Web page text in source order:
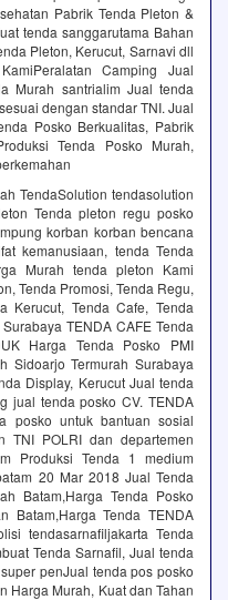
Pabrik Tenda Pleton &
tenda sanggarutama Bahan
Pleton, Kerucut, Sarnavi dll
Camping Jual
Murah‎ santrialim Jual tenda
dengan standar TNI. Jual
Posko Berkualitas, Pabrik
Tenda Posko Murah,
TendaSolution tendasolution
Tenda pleton regu posko
korban korban bencana
kemanusiaan, tenda Tenda
Murah tenda pleton Kami
Tenda Promosi, Tenda Regu,
Kerucut, Tenda Cafe, Tenda
TENDA CAFE Tenda
Harga Tenda Posko PMI
Sidoarjo Termurah Surabaya
Display, Kerucut Jual tenda
jual tenda posko CV. TENDA
posko untuk bantuan sosial
TNI POLRI dan departemen
Produksi Tenda 1 medium
20 Mar 2018 Jual Tenda
Batam,Harga Tenda Posko
Batam,Harga Tenda TENDA
tendasarnafiljakarta Tenda
Tenda Sarnafil, Jual tenda
penJual tenda pos posko
Harga Murah, Kuat dan Tahan